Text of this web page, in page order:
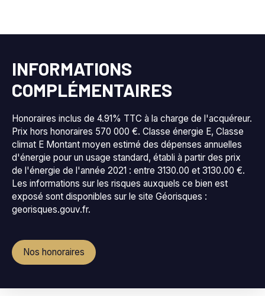
INFORMATIONS
COMPLÉMENTAIRES
Honoraires inclus de 4.91% TTC à la charge de l'acquéreur.
Prix hors honoraires 570 000 €. Classe énergie E, Classe
climat E Montant moyen estimé des dépenses annuelles
d'énergie pour un usage standard, établi à partir des prix
de l'énergie de l'année 2021 : entre 3130.00 et 3130.00 €.
Les informations sur les risques auxquels ce bien est
exposé sont disponibles sur le site Géorisques :
georisques.gouv.fr.
Nos honoraires